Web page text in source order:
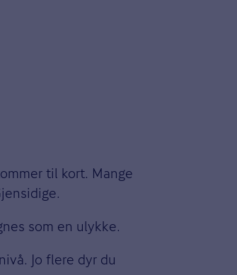
til kort. Mange
som en ulykke.
Jo flere dyr du